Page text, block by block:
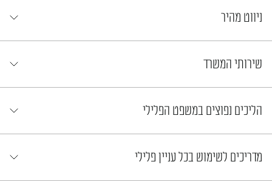
ניווט מהיר
שירותי המשרד
הליכים נפוצים במשפט הפלילי
מדריכים לשימוש בכל עניין פלילי